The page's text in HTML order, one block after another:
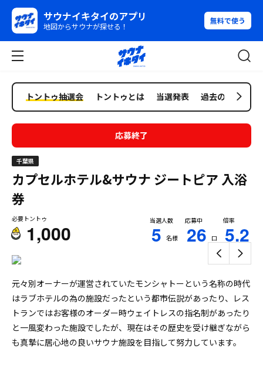
サウナイキタイのアプリ
地図からサウナが探せる！
無料で使う
トントゥ抽選会 トントゥとは 当選発表 過去の抽選会
応募終了
千葉県
カプセルホテル&サウナ ジートピア 入浴
券
必要トントゥ
1,000
当選人数
5 名様
応募中
26 口
倍率
5.2
元々別オーナーが運営されていたモンシャトーという名称の時代
はラブホテルの為の施設だったという都市伝説があったり、レス
トランではお客様のオーダー時ウェイトレスの指名制があったり
と一風変わった施設でしたが、現在はその歴史を受け継ぎながら
も真摯に居心地の良いサウナ施設を目指して努力しています。